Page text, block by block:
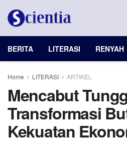
BERITA LITERASI RENYAH
Home LITERASI ARTIKEL
Mencabut
Transformasi
Kekuatan